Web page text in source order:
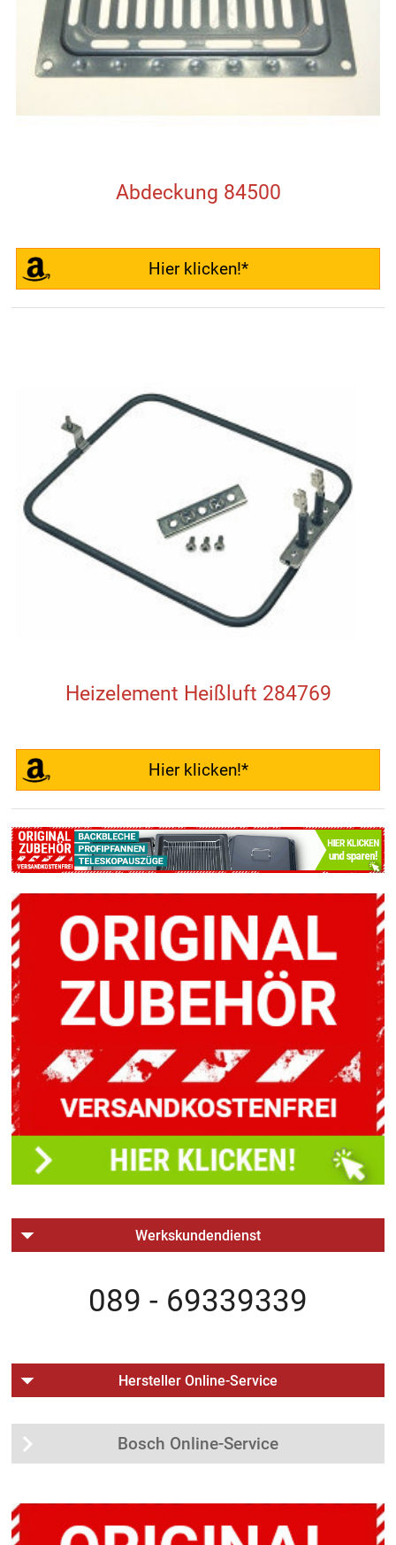
Abdeckung 84500
Hier klicken!*
Heizelement Heißluft 284769
Hier klicken!*
Werkskundendienst
089 - 69339339
Hersteller Online-Service
Bosch Online-Service